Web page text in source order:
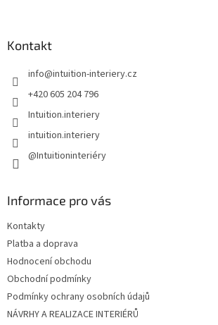
Kontakt
info@intuition-interiery.cz
+420 605 204 796
Intuition.interiery
intuition.interiery
@Intuitioninteriéry
Informace pro vás
Kontakty
Platba a doprava
Hodnocení obchodu
Obchodní podmínky
Podmínky ochrany osobních údajů
NÁVRHY A REALIZACE INTERIÉRŮ